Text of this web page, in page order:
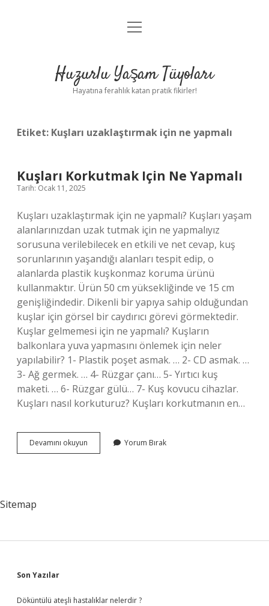
Anasayfa
Yasal Uyarı
menüyü
Huzurlu Yaşam Tüyoları
Hayatına ferahlık katan pratik fikirler!
Etiket: Kuşları uzaklaştırmak için ne yapmalı
Kuşları Korkutmak Için Ne Yapmalı
Tarih: Ocak 11, 2025
Kuşları uzaklaştırmak için ne yapmalı? Kuşları yaşam
alanlarınızdan uzak tutmak için ne yapmalıyız
sorusuna verilebilecek en etkili ve net cevap, kuş
sorunlarının yaşandığı alanları tespit edip, o
alanlarda plastik kuşkonmaz koruma ürünü
kullanmaktır. Ürün 50 cm yüksekliğinde ve 15 cm
genişliğindedir. Dikenli bir yapıya sahip olduğundan
kuşlar için görsel bir caydırıcı görevi görmektedir.
Kuşlar gelmemesi için ne yapmalı? Kuşların
balkonlara yuva yapmasını önlemek için neler
yapılabilir? 1- Plastik poşet asmak. … 2- CD asmak. …
3- Ağ germek. … 4- Rüzgar çanı… 5- Yırtıcı kuş
maketi. … 6- Rüzgar gülü… 7- Kuş kovucu cihazlar.
Kuşları nasıl korkuturuz? Kuşları korkutmanın en…
Devamını okuyun
Korkutmak
Yorum Bırak
Sitemap
Sidebar
Son Yazılar
Döküntülü ateşli hastalıklar nelerdir ?